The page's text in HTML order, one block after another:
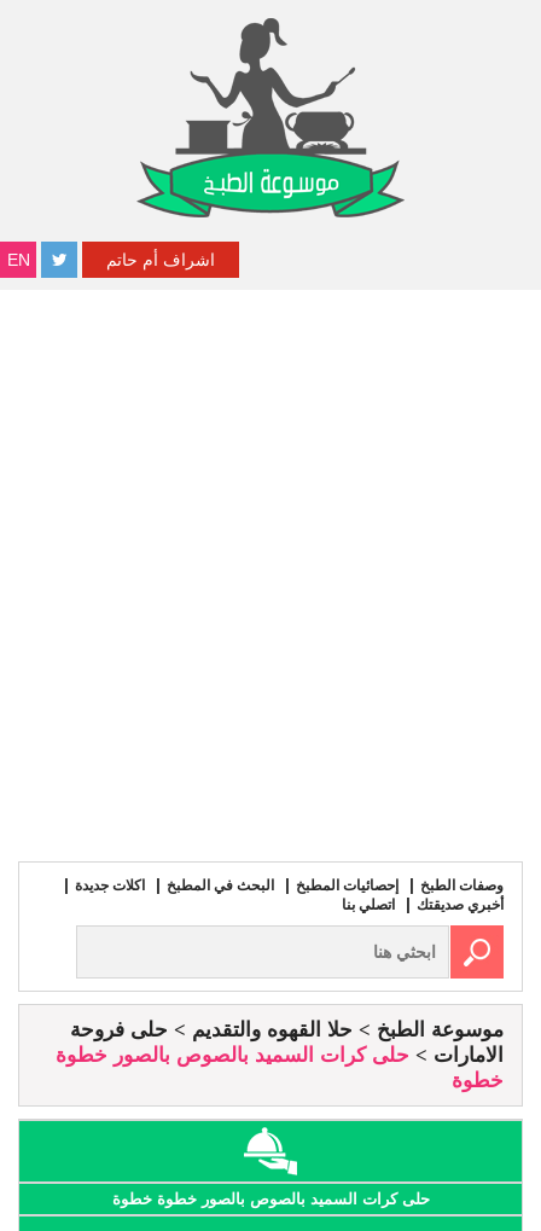
EN اشراف أم حاتم
وصفات الطبخ إحصائيات المطبخ البحث في المطبخ
اكلات جديدة
أخبري صديقتك
اتصلي بنا
موسوعة الطبخ حلا القهوه والتقديم
حلى فروحة
الامارات
حلى كرات السميد بالصوص بالصور خطوة
خطوة
حلى كرات السميد بالصوص بالصور خطوة خطوة